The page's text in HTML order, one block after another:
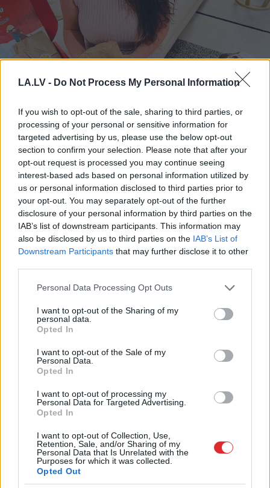
LA.LV - Do Not Process My Personal Information
If you wish to opt-out of the sale, sharing to third parties, or
processing of your personal or sensitive information for
targeted advertising by us, please use the below opt-out
section to confirm your selection. Please note that after your
opt-out request is processed you may continue seeing
interest-based ads based on personal information utilized by
us or personal information disclosed to third parties prior to
your opt-out. You may separately opt-out of the further
disclosure of your personal information by third parties on the
IAB’s list of downstream participants. This information may
also be disclosed by us to third parties on the IAB’s List of
Downstream Participants that may further disclose it to other
Please note that this website/app uses one or more Google
not limited to your visit or usage behaviour. You may click to
grant or deny consent to Google and its third-party tags to
use your data for below specified purposes in below Google
consent section.
Personal Data Processing Opt Outs
I want to opt-out of the Sharing of my
personal data.
Opted In
I want to opt-out of the Sale of my
Personal Data.
Opted In
I want to opt-out of processing my
Personal Data for Targeted Advertising.
Opted In
I want to opt-out of Collection, Use,
Retention, Sale, and/or Sharing of my
Personal Data that Is Unrelated with the
Purposes for which it was collected.
Opted Out
Māksliniece Ieva Bondare ar saviem mīluļiem.
Publicitātes foto
laimīgais mīlulis padara laimīgu tevi. Un galu
galā, dalīts prieks ir dubultprieks! – pārliecināta ir
māksliniece Ieva Bondare, kuras ikdienu bagātāku
dara trīs suņi: dalmācietis Merlo, labradora
meitene Rosē un Vesthailendas baltais terjers Oso.
“Agrāk man vienmēr bija Adventes kalendāri
bērniem! Tagad viņi ir jau ir izauguši, tādēļ ar
kārumiem Ziemassvētku gaidīšanas laikā lutinām
mūsu četrkājainos mīluļus. Vakar atvērām pirmo
paciņu un šorīt jau visi trīs gaidīja pie lielās kastes